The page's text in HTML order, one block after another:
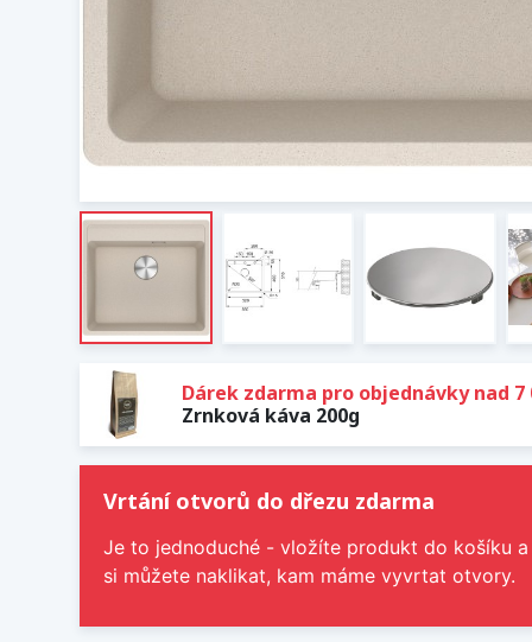
Dárek zdarma pro objednávky nad 7
Zrnková káva 200g
Vrtání otvorů do dřezu zdarma
Je to jednoduché - vložíte produkt do košíku
si můžete naklikat, kam máme vyvrtat otvory.